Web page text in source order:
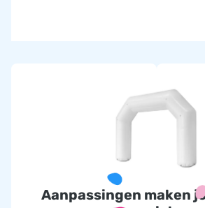
Aanpassingen maken